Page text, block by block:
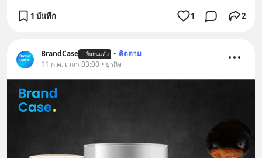
1 บันทึก 1 2
BrandCase ยืนยันแล้ว • ติดตาม
11 ก.ค. เวลา 03:00 • ธุรกิจ